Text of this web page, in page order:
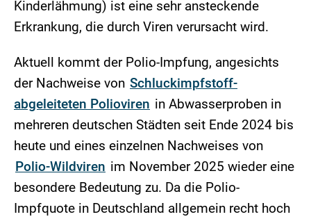
Kinderlähmung) ist eine sehr ansteckende
Erkrankung, die durch Viren verursacht wird.
Aktuell kommt der Polio-Impfung, angesichts
der Nachweise von Schluckimpfstoff-
abgeleiteten Polioviren in Abwasserproben in
mehreren deutschen Städten seit Ende 2024 bis
heute und eines einzelnen Nachweises von
Polio-Wildviren im November 2025 wieder eine
besondere Bedeutung zu. Da die Polio-
Impfquote in Deutschland allgemein recht hoch